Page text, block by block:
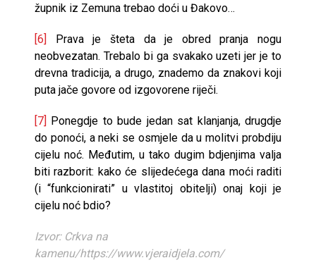
župnik iz Zemuna trebao doći u Đakovo…
[6]
Prava je šteta da je obred pranja nogu
neobvezatan. Trebalo bi ga svakako uzeti jer je to
drevna tradicija, a drugo, znademo da znakovi koji
puta jače govore od izgovorene riječi.
[7] Ponegdje to bude jedan sat klanjanja, drugdje
do ponoći, a neki se osmjele da u molitvi probdiju
cijelu noć. Međutim, u tako dugim bdjenjima valja
biti razborit: kako će slijedećega dana moći raditi
(i “funkcionirati” u vlastitoj obitelji) onaj koji je
cijelu noć bdio?
Izvor: Crkva na
kamenu/https://www.vjeraidjela.com/